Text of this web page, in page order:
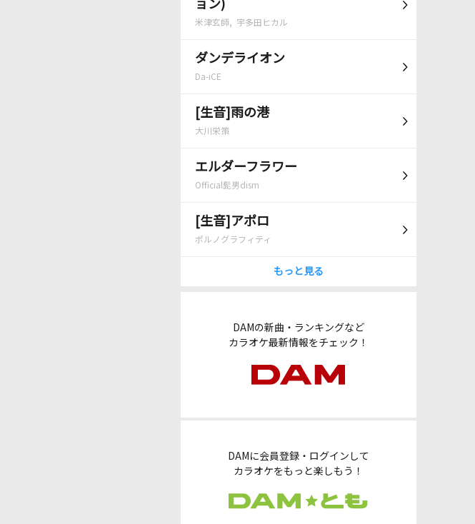
ョン)
米津玄師, 宇多田ヒカル
ダンデライオン
Da-iCE
[生音]雨の港
大川栄策
エルダーフラワー
Official髭男dism
[生音]アポロ
ポルノグラフィティ
もっと見る
DAMの新曲・ランキングなど
カラオケ最新情報をチェック！
DAMに会員登録・ログインして
カラオケをもっと楽しもう！